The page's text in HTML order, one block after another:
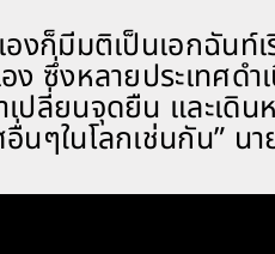
องก็มีมติเป็นเอกฉันท์
ง ซึ่งหลายประเทศด
ลี่ยนจุดยืน และเดิน
นๆในโลกเช่นกัน” น